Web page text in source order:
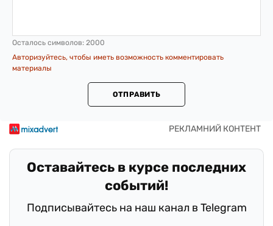
Осталось символов: 2000
Авторизуйтесь, чтобы иметь возможность комментировать
материалы
ОТПРАВИТЬ
Оставайтесь в курсе последних
событий!
Подписывайтесь на наш канал в Telegram